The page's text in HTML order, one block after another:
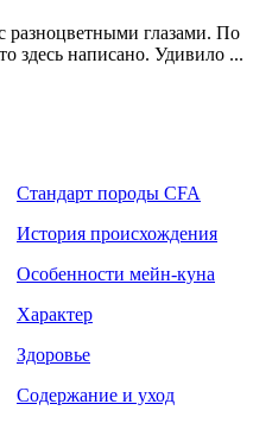
разноцветными глазами. По
здесь написано. Удивило ...
Стандарт породы CFA
История происхождения
Особенности мейн-куна
Характер
Здоровье
Содержание и уход